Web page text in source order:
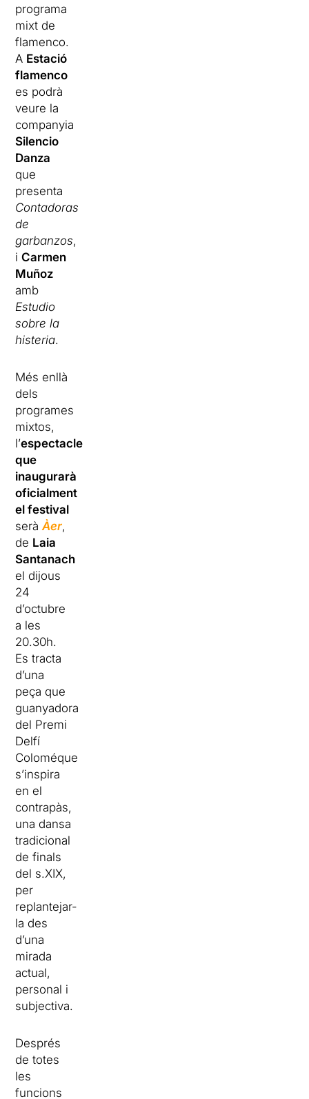
programa
mixt de
flamenco.
A Estació
flamenco
es podrà
veure la
companyia
Silencio
Danza
que
presenta
Contadoras
de
garbanzos,
iCarmen
Muñoz
amb
Estudio
sobre la
histeria.
Més enllà
dels
programes
mixtos,
l’espectacle
que
inaugurarà
oficialment
el festival
seràÀer,
de Laia
Santanach
el dijous
24
d’octubre
a les
20.30h.
Es tracta
d’una
peça que
guanyadora
del Premi
Delfí
Coloméque
s’inspira
en el
contrapàs,
una dansa
tradicional
de finals
del s.XIX,
per
replantejar-
la des
d’una
mirada
actual,
personal i
subjectiva.
Després
de totes
les
funcions